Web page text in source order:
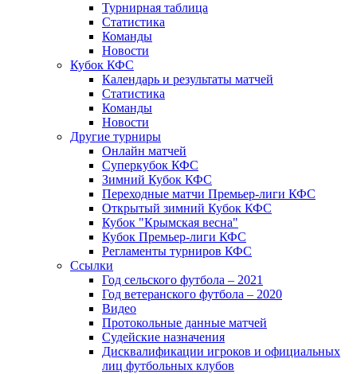
Турнирная таблица
Статистика
Команды
Новости
Кубок КФС
Календарь и результаты матчей
Статистика
Команды
Новости
Другие турниры
Онлайн матчей
Суперкубок КФС
Зимний Кубок КФС
Переходные матчи Премьер-лиги КФС
Открытый зимний Кубок КФС
Кубок "Крымская весна"
Кубок Премьер-лиги КФС
Регламенты турниров КФС
Ссылки
Год сельского футбола – 2021
Год ветеранского футбола – 2020
Видео
Протокольные данные матчей
Судейские назначения
Дисквалификации игроков и официальных
лиц футбольных клубов